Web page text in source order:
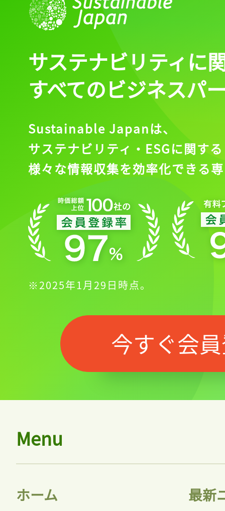
記事をお気に入りに
サステナビリティに
すべてのビジネスパ
Sustainable Japanは、
サステナビリティ・ESGに関する
様々な情報収集を効率化できる
※2025年1月29日時点。
今すぐ会
Menu
ホーム 最新